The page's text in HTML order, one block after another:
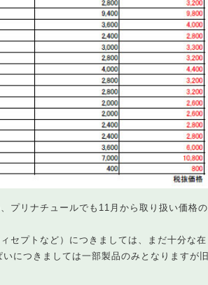
プリナチュールでも11月から取り扱い価格の
セプトなど）につきましては、まだ十分な在
につきましては一部製品のみとなりますが旧